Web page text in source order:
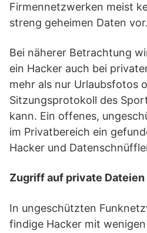
Firmennetzwerken meist
streng geheimen Daten vor.
Bei näherer Betrachtung
ein Hacker auch bei
mehr als nur Urlaubsfotos
Sitzungsprotokoll des
kann. Ein offenes,
im Privatbereich ein
Hacker und
Zugriff auf private Dateien
In ungeschützten
findige Hacker mit